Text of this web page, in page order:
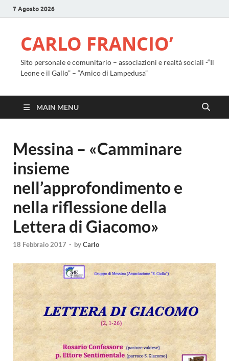
7 Agosto 2026
CARLO FRANCIO’
Sito personale e comunitario – associazioni e realtà sociali -“Il
Leone e il Gallo” – “Amico di Lampedusa”
MAIN MENU
Messina – «Camminare
insieme
nell’approfondimento e
nella riflessione della
Lettera di Giacomo»
18 Febbraio 2017 - byCarlo